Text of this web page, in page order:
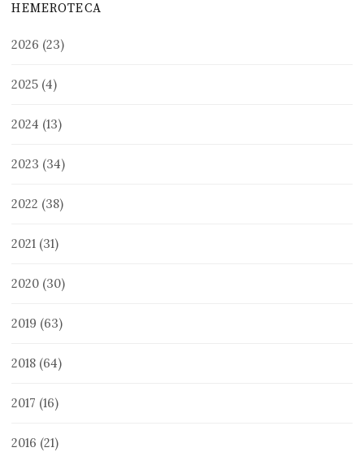
HEMEROTECA
2026 (23)
2025 (4)
2024 (13)
2023 (34)
2022 (38)
2021 (31)
2020 (30)
2019 (63)
2018 (64)
2017 (16)
2016 (21)